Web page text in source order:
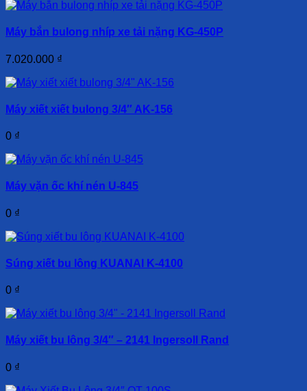
Máy bắn bulong nhíp xe tải nặng KG-450P
7.020.000 ₫
Máy xiết xiết bulong 3/4″ AK-156
0 ₫
Máy vặn ốc khí nén U-845
0 ₫
Súng xiết bu lông KUANAI K-4100
0 ₫
Máy xiết bu lông 3/4″ – 2141 Ingersoll Rand
0 ₫